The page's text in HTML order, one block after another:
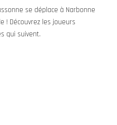
se déplace à Narbonne
! Découvrez les joueurs
qui suivent.